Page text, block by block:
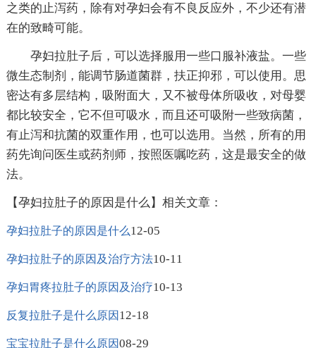
之类的止泻药，除有对孕妇会有不良反应外，不少还有潜
在的致畸可能。
孕妇拉肚子后，可以选择服用一些口服补液盐。一些
微生态制剂，能调节肠道菌群，扶正抑邪，可以使用。思
密达有多层结构，吸附面大，又不被母体所吸收，对母婴
都比较安全，它不但可吸水，而且还可吸附一些致病菌，
有止泻和抗菌的双重作用，也可以选用。当然，所有的用
药先询问医生或药剂师，按照医嘱吃药，这是最安全的做
法。
【孕妇拉肚子的原因是什么】相关文章：
孕妇拉肚子的原因是什么12-05
孕妇拉肚子的原因及治疗方法10-11
孕妇胃疼拉肚子的原因及治疗10-13
反复拉肚子是什么原因 12-18
宝宝拉肚子是什么原因08-29